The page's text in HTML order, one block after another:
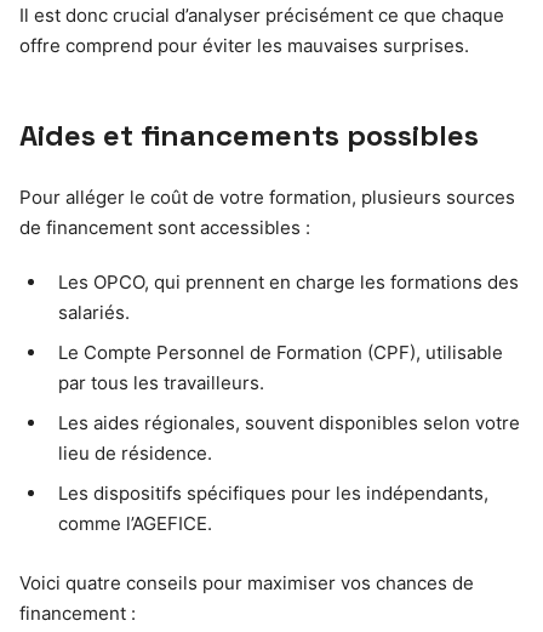
Il est donc crucial d’analyser précisément ce que chaque
offre comprend pour éviter les mauvaises surprises.
Aides et financements possibles
Pour alléger le coût de votre formation, plusieurs sources
de financement sont accessibles :
Les OPCO, qui prennent en charge les formations des
salariés.
Le Compte Personnel de Formation (CPF), utilisable
par tous les travailleurs.
Les aides régionales, souvent disponibles selon votre
lieu de résidence.
Les dispositifs spécifiques pour les indépendants,
comme l’AGEFICE.
Voici quatre conseils pour maximiser vos chances de
financement :